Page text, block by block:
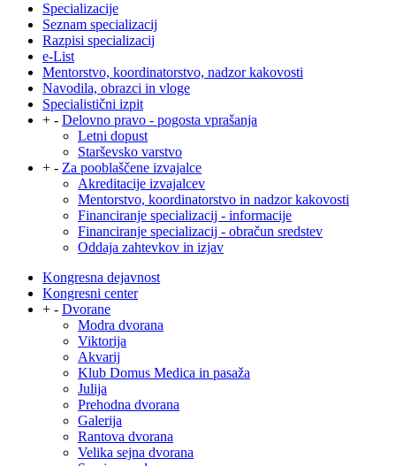
Specializacije
Seznam specializacij
Razpisi specializacij
e-List
Mentorstvo, koordinatorstvo, nadzor kakovosti
Navodila, obrazci in vloge
Specialistični izpit
+ - Delovno pravo - pogosta vprašanja
Letni dopust
Starševsko varstvo
+ - Za pooblaščene izvajalce
Akreditacije izvajalcev
Mentorstvo, koordinatorstvo in nadzor kakovosti
Financiranje specializacij - informacije
Financiranje specializacij - obračun sredstev
Oddaja zahtevkov in izjav
Kongresna dejavnost
Kongresni center
+ - Dvorane
Modra dvorana
Viktorija
Akvarij
Klub Domus Medica in pasaža
Julija
Prehodna dvorana
Galerija
Rantova dvorana
Velika sejna dvorana